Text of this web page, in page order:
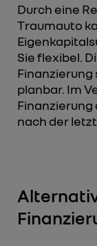
Durch eine
Traumauto
Sie flexibel.
Finanzierung
planbar. Im
Finanzierung
nach der